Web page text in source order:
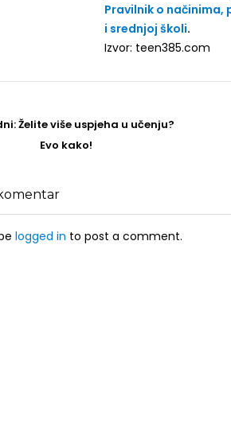
Pravilnik o
i srednjoj školi.
Izvor: teen385.com
Prethodni
post
Želite više uspjeha u učenju?
Evo kako!
logged in to post a comment.